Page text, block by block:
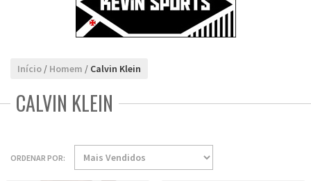
Início / Homem / Calvin Klein
CALVIN KLEIN
ORDENAR POR: